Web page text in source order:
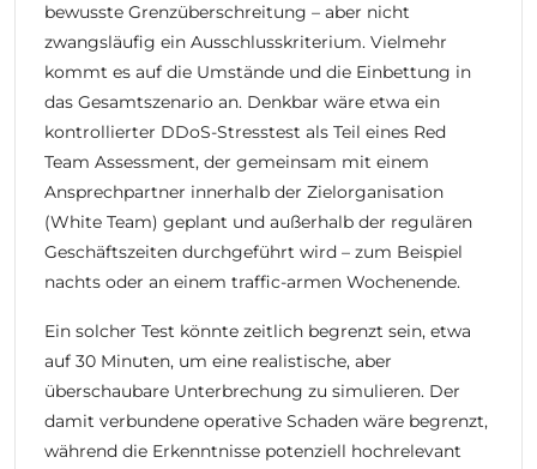
bewusste Grenzüberschreitung – aber nicht
zwangsläufig ein Ausschlusskriterium. Vielmehr
kommt es auf die Umstände und die Einbettung in
das Gesamtszenario an. Denkbar wäre etwa ein
kontrollierter DDoS-Stresstest als Teil eines Red
Team Assessment, der gemeinsam mit einem
Ansprechpartner innerhalb der Zielorganisation
(White Team) geplant und außerhalb der regulären
Geschäftszeiten durchgeführt wird – zum Beispiel
nachts oder an einem traffic-armen Wochenende.
Ein solcher Test könnte zeitlich begrenzt sein, etwa
auf 30 Minuten, um eine realistische, aber
überschaubare Unterbrechung zu simulieren. Der
damit verbundene operative Schaden wäre begrenzt,
während die Erkenntnisse potenziell hochrelevant